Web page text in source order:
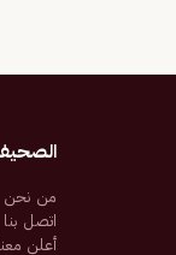
من نحن
اتصل بنا
أعلن